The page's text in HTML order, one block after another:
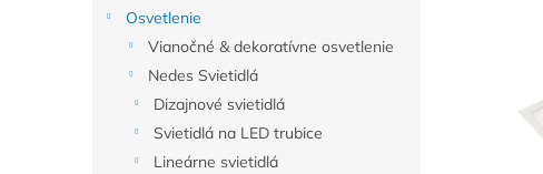
Osvetlenie
Vianočné & dekoratívne osvetlenie
Nedes Svietidlá
Dizajnové svietidlá
Svietidlá na LED trubice
Lineárne svietidlá
hviezdičiek.